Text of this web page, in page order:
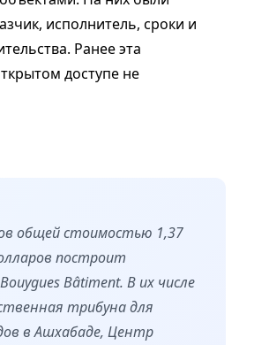
исполнитель, сроки и
Ранее эта
доступе не
общей стоимостью 1,37
построит
Bâtiment. В их числе
трибуна для
в Ашхабаде, Центр